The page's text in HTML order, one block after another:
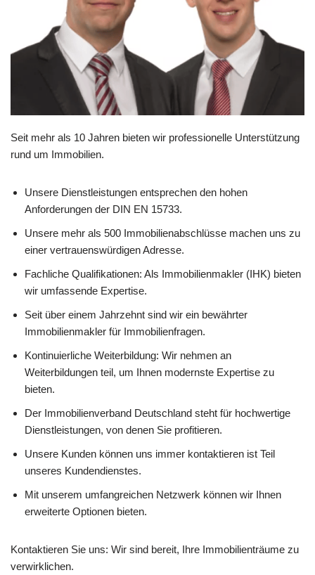
Seit mehr als 10 Jahren bieten wir professionelle Unterstützung
rund um Immobilien.
Unsere Dienstleistungen entsprechen den hohen
Anforderungen der DIN EN 15733.
Unsere mehr als 500 Immobilienabschlüsse machen uns zu
einer vertrauenswürdigen Adresse.
Fachliche Qualifikationen: Als Immobilienmakler (IHK) bieten
wir umfassende Expertise.
Seit über einem Jahrzehnt sind wir ein bewährter
Immobilienmakler für Immobilienfragen.
Kontinuierliche Weiterbildung: Wir nehmen an
Weiterbildungen teil, um Ihnen modernste Expertise zu
bieten.
Der Immobilienverband Deutschland steht für hochwertige
Dienstleistungen, von denen Sie profitieren.
Unsere Kunden können uns immer kontaktieren ist Teil
unseres Kundendienstes.
Mit unserem umfangreichen Netzwerk können wir Ihnen
erweiterte Optionen bieten.
Kontaktieren Sie uns: Wir sind bereit, Ihre Immobilienträume zu
verwirklichen.